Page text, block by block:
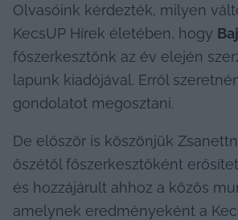
Olvasóink kérdezték, milyen
KecsUP Hírek életében, hogy
főszerkesztőnk az év elején
lapunk kiadójával. Erről
gondolatot megosztani.
De először is köszönjük
őszétől főszerkesztőként
és hozzájárult ahhoz a közös
amelynek eredményeként a